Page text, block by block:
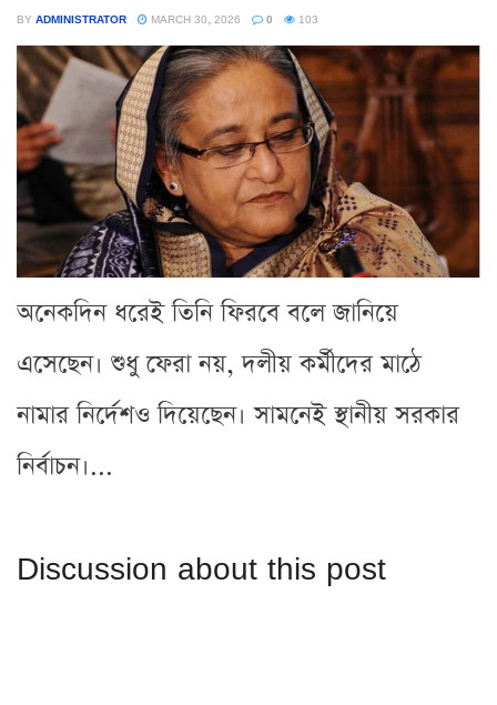
BY ADMINISTRATOR MARCH 30, 2026 0 103
অনেকদিন ধরেই তিনি ফিরবে বলে জানিয়ে
এসেছেন। শুধু ফেরা নয়, দলীয় কর্মীদের মাঠে
নামার নির্দেশও দিয়েছেন। সামনেই স্থানীয় সরকার
নির্বাচন।...
Discussion about this post